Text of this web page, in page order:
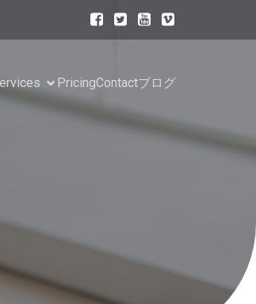
PricingContactブログ